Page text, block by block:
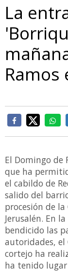
La
Ramos
El Domingo de
que ha
el cabildo de
salido del
procesión de
Jerusalén. En
bendicido las
autoridades, el
cortejo ha
ha tenido